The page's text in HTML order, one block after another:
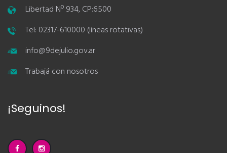
Libertad Nº 934, CP:6500
Tel: 02317-610000 (líneas rotativas)
info@9dejulio.gov.ar
Trabajá con nosotros
¡Seguinos!